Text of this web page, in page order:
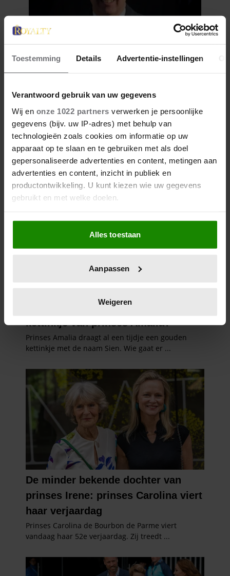
Toestemming Details Advertentie-instellingen
Verantwoord gebruik van uw gegevens
Wij en onze 1022 partners verwerken je persoonlijke
gegevens (bijv. uw IP-adres) met behulp van
technologieën zoals cookies om informatie op uw
apparaat op te slaan en te gebruiken met als doel
gepersonaliseerde advertenties en content, metingen aan
advertenties en content, inzicht in publiek en
productontwikkeling. U kunt kiezen wie uw gegevens
gebruikt en met welke doelen.
Als u het toestaat, willen we ook graag:
Informatie verzamelen over uw geografische
locatie, die tot een paar meter nauwkeurig kan zijn
scannen op specifieke eigenschappen (fingerprinting)
verwerkt en stel uw voorkeuren in het
intrekken in de Cookieverklaring.
We gebruiken cookies om content en advertenties te
en om ons websiteverkeer te analyseren. Ook delen we
informatie over uw gebruik van onze site met onze
partners voor social media, adverteren en analyse. Deze
partners kunnen deze gegevens combineren met andere
informatie die u aan ze heeft verstrekt of die ze hebben
verzameld op basis van uw gebruik van hun services. U
gaat akkoord met onze cookies als u onze website blijft
gebruiken.
Alles toestaan
Aanpassen
Weigeren
VOORMALIG PRINS ANDREW
WERD ACHTERVOLGD DOOR
VERMEENDE STALKER MET
BIVAKMUTS